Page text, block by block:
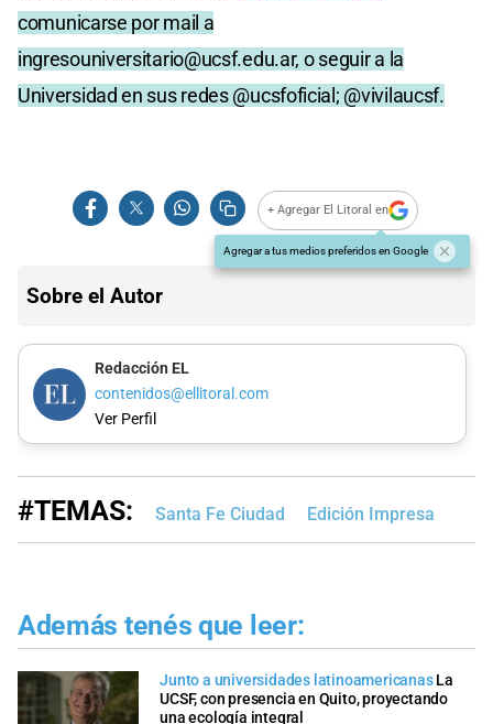
comunicarse por mail a
ingresouniversitario@ucsf.edu.ar, o seguir a la
Universidad en sus redes @ucsfoficial; @vivilaucsf.
+ Agregar El Litoral en
Agregar a tus medios preferidos en Google
Sobre el Autor
Redacción EL
contenidos@ellitoral.com
Ver Perfil
#TEMAS: Santa Fe Ciudad Edición Impresa
Además tenés que leer:
Junto a universidades latinoamericanas La
UCSF, con presencia en Quito, proyectando
una ecología integral